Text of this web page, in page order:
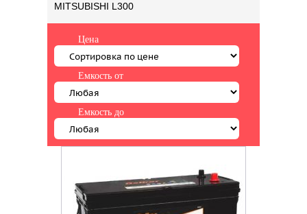
MITSUBISHI L300
Цена
Емкость от
Емкость до